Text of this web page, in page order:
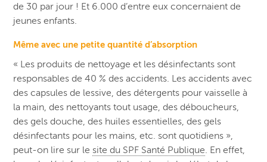
de 30 par jour ! Et 6.000 d’entre eux concernaient de
jeunes enfants.
Même avec une petite quantité d’absorption
« Les produits de nettoyage et les désinfectants sont
responsables de 40 % des accidents. Les accidents avec
des capsules de lessive, des détergents pour vaisselle à
la main, des nettoyants tout usage, des déboucheurs,
des gels douche, des huiles essentielles, des gels
désinfectants pour les mains, etc. sont quotidiens »,
peut-on lire sur le site du SPF Santé Publique. En effet,